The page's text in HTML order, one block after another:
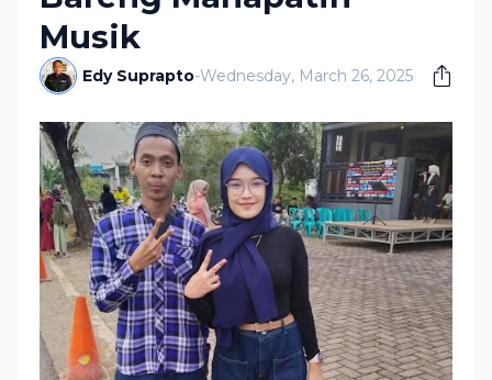
Musik
Edy Suprapto-Wednesday, March 26, 2025